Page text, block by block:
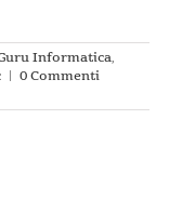
Informatica,
| 0 Commenti